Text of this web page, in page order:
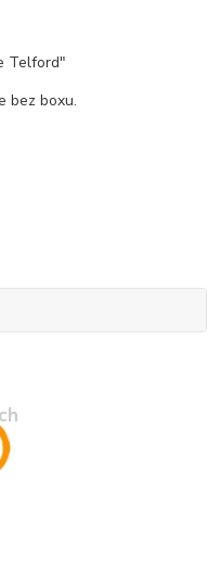
Telford"
bez boxu.